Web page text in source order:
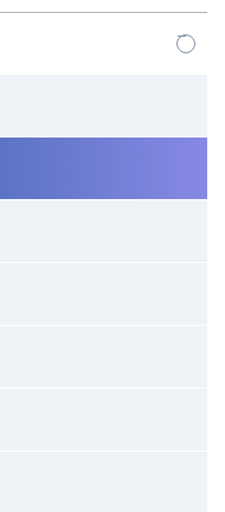
士合同就職説明
2026年度（学生
いて